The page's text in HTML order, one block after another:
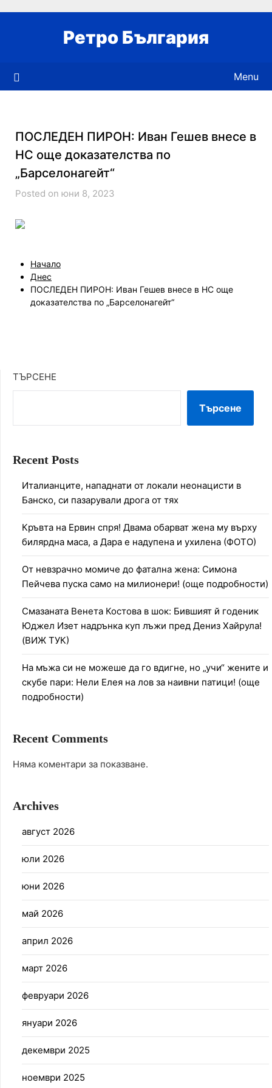
Ретро България
Menu
ПОСЛЕДЕН ПИРОН: Иван Гешев внесе в
НС още доказателства по
„Барселонагейт“
Posted on юни 8, 2023
Начало
Днес
ПОСЛЕДЕН ПИРОН: Иван Гешев внесе в НС още
доказателства по „Барселонагейт“
ТЪРСЕНЕ
Търсене
Recent Posts
Италианците, нападнати от локали неонацисти в
Банско, си пазарували дрога от тях
Кръвта на Ервин спря! Двама обарват жена му върху
билярдна маса, а Дара е надупена и ухилена (ФОТО)
От невзрачно момиче до фатална жена: Симона
Пейчева пуска само на милионери! (още подробности)
Смазаната Венета Костова в шок: Бившият й годеник
Юджел Изет надрънка куп лъжи пред Дениз Хайрула!
(ВИЖ ТУК)
На мъжа си не можеше да го вдигне, но „учи“ жените и
скубе пари: Нели Елея на лов за наивни патици! (още
подробности)
Recent Comments
Няма коментари за показване.
Archives
август 2026
юли 2026
юни 2026
май 2026
април 2026
март 2026
февруари 2026
януари 2026
декември 2025
ноември 2025